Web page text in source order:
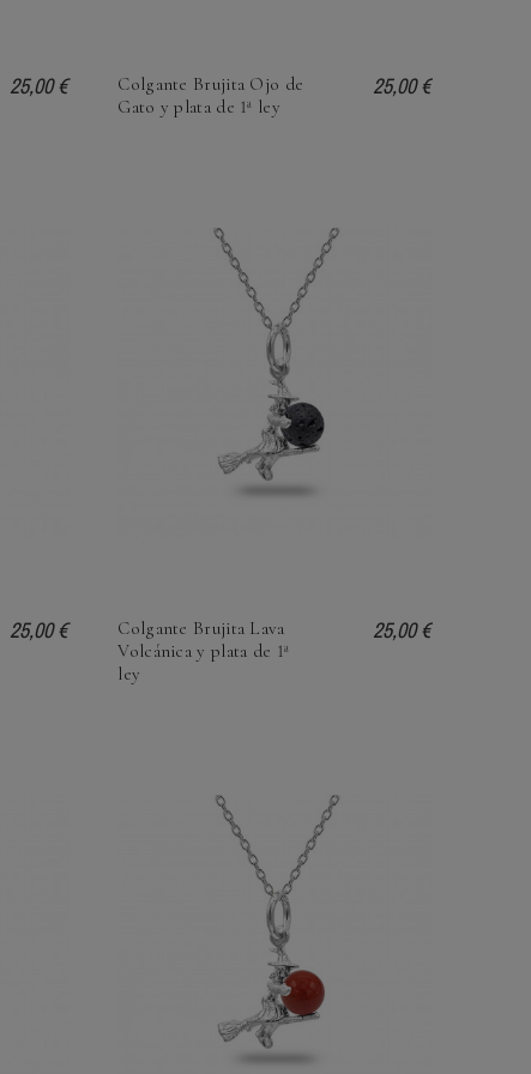
25,00 €
Colgante Brujita Ojo de
Gato y plata de 1ª ley
25,00 €
25,00 €
Colgante Brujita Lava
Volcánica y plata de 1ª
ley
25,00 €